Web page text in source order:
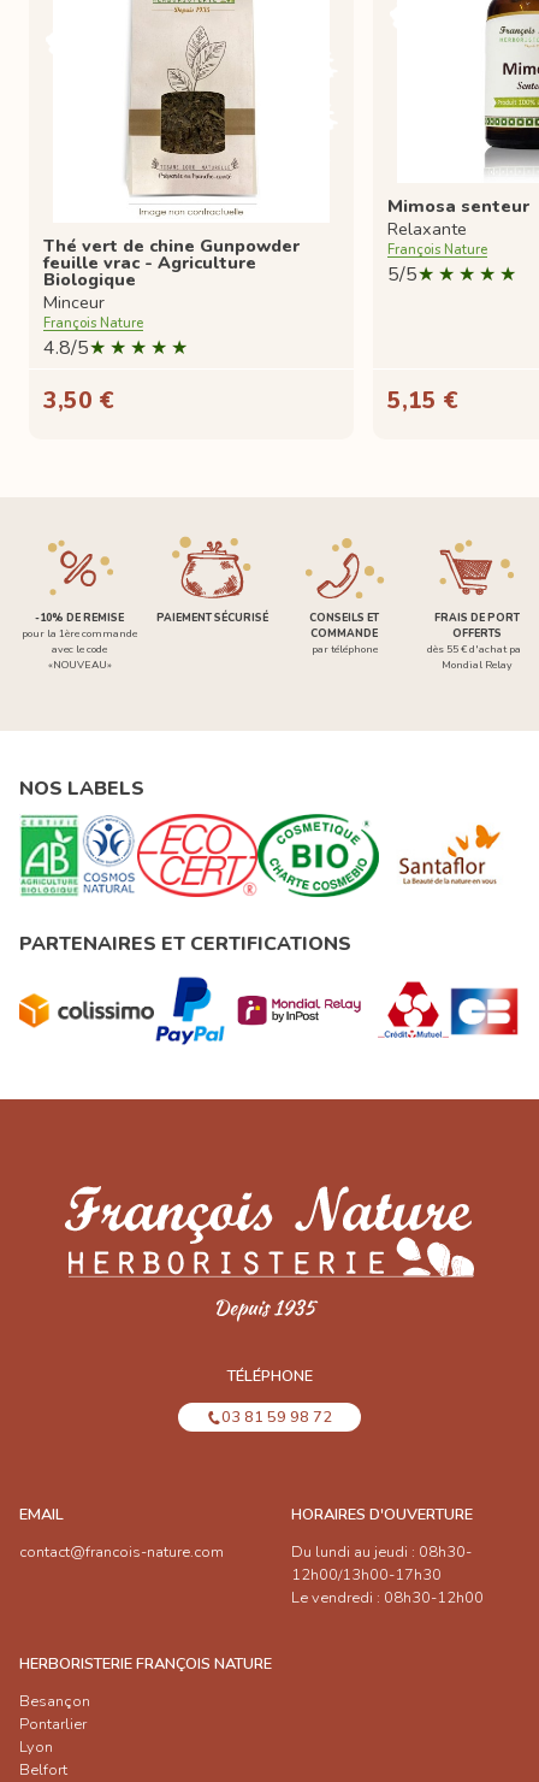
Thé vert de chine Gunpowder
feuille vrac - Agriculture
Biologique
Minceur
François Nature
4.8/5
3,50 €
Mimosa senteur
Relaxante
François Nature
5/5
5,15 €
-10% DE REMISE
pour la 1ère commande
avec le code
«NOUVEAU»
PAIEMENT SÉCURISÉ
CONSEILS ET
COMMANDE
par téléphone
FRAIS DE PORT
OFFERTS
dès 55 € d'achat par
Mondial Relay
NOS LABELS
PARTENAIRES ET CERTIFICATIONS
TÉLÉPHONE
03 81 59 98 72
EMAIL
contact@francois-nature.com
HORAIRES D'OUVERTURE
Du lundi au jeudi : 08h30-
12h00/13h00-17h30
Le vendredi : 08h30-12h00
HERBORISTERIE FRANÇOIS NATURE
Besançon
Pontarlier
Lyon
Belfort